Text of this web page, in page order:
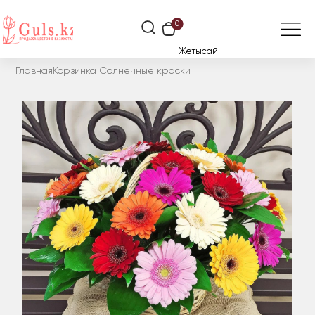
0
Жетысай
Главная Корзинка Солнечные краски